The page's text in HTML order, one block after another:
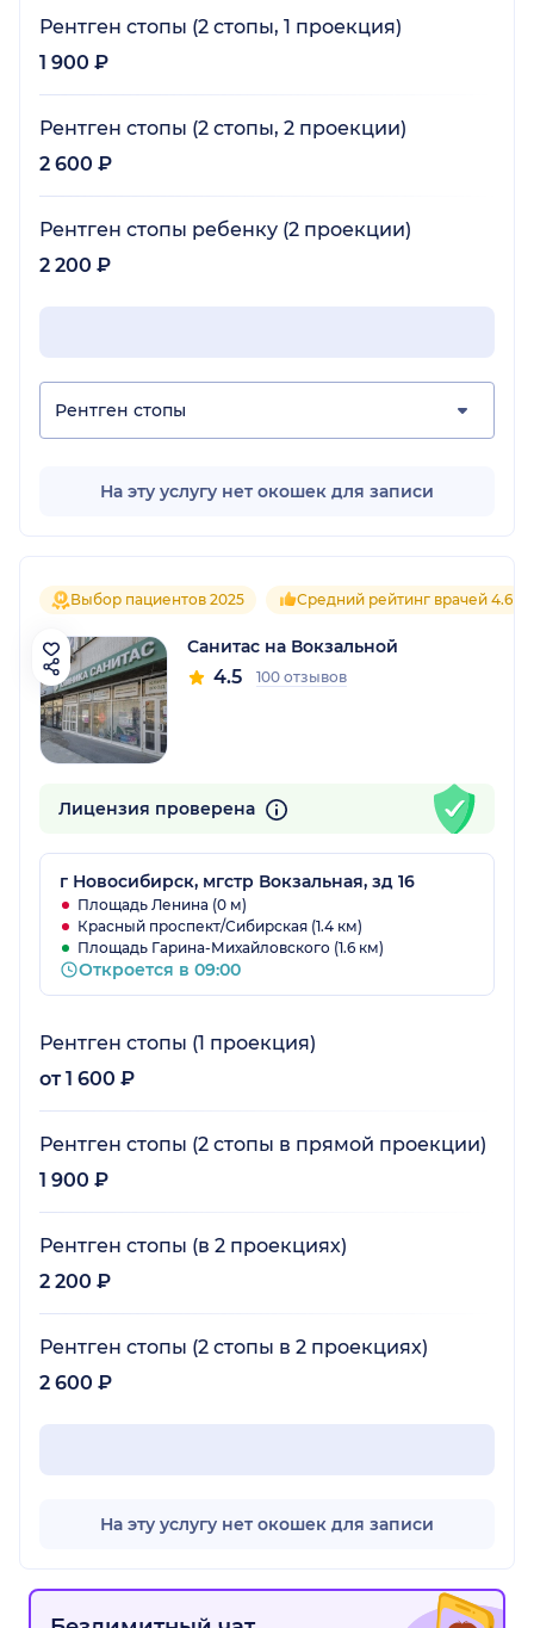
Рентген стопы (2 стопы, 1 проекция)
1 900 ₽
Рентген стопы (2 стопы, 2 проекции)
2 600 ₽
Рентген стопы ребенку (2 проекции)
2 200 ₽
Рентген стопы
На эту услугу нет окошек для записи
Выбор пациентов 2025 Средний рейтинг врачей 4.6
Санитас на Вокзальной
4.5 100 отзывов
Лицензия проверена
г Новосибирск, мгстр Вокзальная, зд 16
Площадь Ленина (0 м)
Красный проспект/Сибирская (1.4 км)
Площадь Гарина-Михайловского (1.6 км)
Откроется в 09:00
Рентген стопы (1 проекция)
от 1 600 ₽
Рентген стопы (2 стопы в прямой проекции)
1 900 ₽
Рентген стопы (в 2 проекциях)
2 200 ₽
Рентген стопы (2 стопы в 2 проекциях)
2 600 ₽
На эту услугу нет окошек для записи